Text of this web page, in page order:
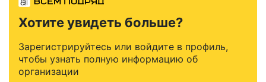
Хотите увидеть больше?
Зарегистрируйтесь или войдите в профиль,
чтобы узнать полную информацию об
организации